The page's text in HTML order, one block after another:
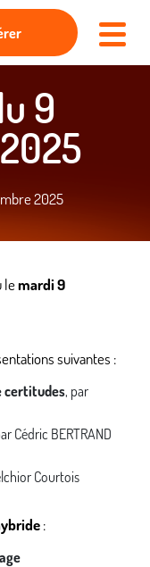
9
2025
lemardi 9
suivantes :
certitudes, par
Cédric BERTRAND
Courtois
: